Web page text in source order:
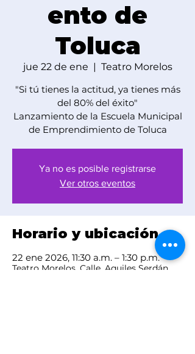
ento de
Toluca
jue 22 de ene
  |
Teatro Morelos
"Si tú tienes la actitud, ya tienes más
del 80% del éxito"
Lanzamiento de la Escuela Municipal
de Emprendimiento de Toluca
Ya no es posible registrarse
Ver otros eventos
Horario y ubicación
22 ene 2026, 11:30 a.m. – 1:30 p.m.
Teatro Morelos, Calle, Aquiles Serdán